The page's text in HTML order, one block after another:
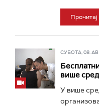
Прочитај
СУБОТА, 08.
више
У више